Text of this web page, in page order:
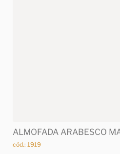
ALMOFADA ARABESCO
cód.: 1919